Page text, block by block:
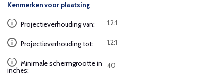
Kenmerken voor plaatsing
Projectieverhouding van: 1.2:1
Projectieverhouding tot: 1.2:1
Minimale schermgrootte in
inches:
40